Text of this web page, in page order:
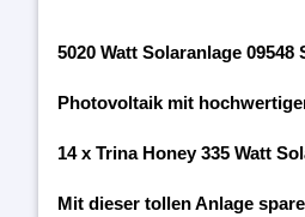
5020 Watt Solaranlage
Photovoltaik mit
14 x Trina Honey 335 Watt
Mit dieser tollen Anlage